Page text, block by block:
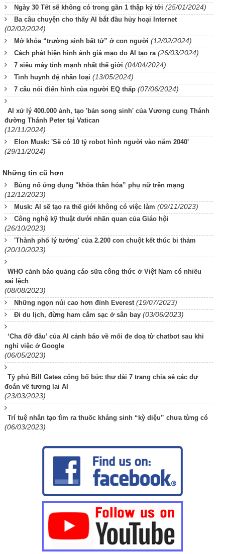
Ngày 30 Tết sẽ không có trong gần 1 thập kỷ tới (25/01/2024)
Ba câu chuyện cho thấy AI bắt đầu hủy hoại Internet
(02/02/2024)
Mở khóa “trường sinh bất tử” ở con người (12/02/2024)
Cách phát hiện hình ảnh giả mạo do AI tạo ra (26/03/2024)
7 siêu máy tính mạnh nhất thế giới (04/04/2024)
Tình huynh đệ nhân loại (13/05/2024)
7 câu nói điển hình của người EQ thấp (07/06/2024)
AI xử lý 400.000 ảnh, tạo 'bản song sinh' của Vương cung Thánh
đường Thánh Peter tại Vatican
(12/11/2024)
Elon Musk: 'Sẽ có 10 tỷ robot hình người vào năm 2040'
(29/11/2024)
Những tin cũ hơn
Bùng nổ ứng dụng "khỏa thân hóa” phụ nữ trên mạng
(12/12/2023)
Musk: AI sẽ tạo ra thế giới không có việc làm (09/11/2023)
Công nghệ kỹ thuật dưới nhãn quan của Giáo hội
(26/10/2023)
'Thành phố lý tưởng' của 2.200 con chuột kết thúc bi thảm
(20/10/2023)
WHO cảnh báo quảng cáo sữa công thức ở Việt Nam có nhiều
sai lệch
(08/08/2023)
Những ngọn núi cao hơn đỉnh Everest (19/07/2023)
Đi du lịch, đừng ham cắm sạc ở sân bay (03/06/2023)
‘Cha đỡ đầu’ của AI cảnh báo về mối đe doạ từ chatbot sau khi
nghỉ việc ở Google
(06/05/2023)
Tỷ phú Bill Gates công bố bức thư dài 7 trang chia sẻ các dự
đoán về tương lai AI
(23/03/2023)
Trí tuệ nhân tạo tìm ra thuốc kháng sinh “kỳ diệu” chưa từng có
(06/03/2023)